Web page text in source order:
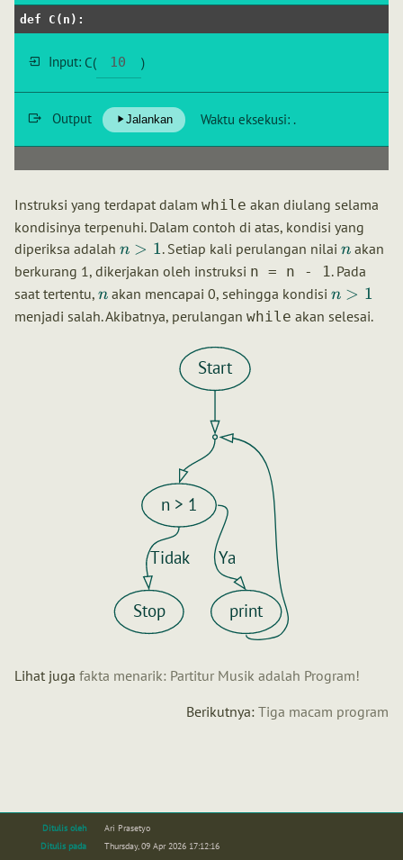
def C ( n ):
Input: C( )
Output Jalankan Waktu eksekusi: .
Instruksi yang terdapat dalam while akan diulang selama
kondisinya terpenuhi. Dalam contoh di atas, kondisi yang
diperiksa adalah n > 1. Setiap kali perulangan nilai nakan
berkurang 1, dikerjakan oleh instruksi n = n - 1 . Pada
saat tertentu, n akan mencapai 0, sehingga kondisi n > 1
menjadi salah. Akibatnya, perulangan while akan selesai.
Start
Stop
n > 1
Tidak
print
Ya
Lihat juga fakta menarik: Partitur Musik adalah Program!
Berikutnya: Tiga macam program
Ditulis oleh
Ari Prasetyo
Ditulis pada
Thursday, 09 Apr 2026 17:12:16